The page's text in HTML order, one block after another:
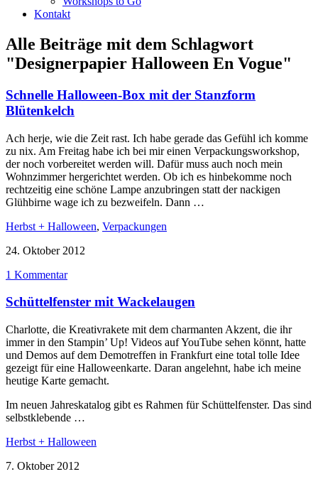
Kontakt
Alle Beiträge mit dem Schlagwort
"Designerpapier Halloween En Vogue"
Schnelle Halloween-Box mit der Stanzform
Blütenkelch
Ach herje, wie die Zeit rast. Ich habe gerade das Gefühl ich komme
zu nix. Am Freitag habe ich bei mir einen Verpackungsworkshop,
der noch vorbereitet werden will. Dafür muss auch noch mein
Wohnzimmer hergerichtet werden. Ob ich es hinbekomme noch
rechtzeitig eine schöne Lampe anzubringen statt der nackigen
Glühbirne wage ich zu bezweifeln. Dann …
Herbst + Halloween, Verpackungen
24. Oktober 2012
1 Kommentar
Schüttelfenster mit Wackelaugen
Charlotte, die Kreativrakete mit dem charmanten Akzent, die ihr
immer in den Stampin’ Up! Videos auf YouTube sehen könnt, hatte
und Demos auf dem Demotreffen in Frankfurt eine total tolle Idee
gezeigt für eine Halloweenkarte. Daran angelehnt, habe ich meine
heutige Karte gemacht.
Im neuen Jahreskatalog gibt es Rahmen für Schüttelfenster. Das sind
selbstklebende …
Herbst + Halloween
7. Oktober 2012